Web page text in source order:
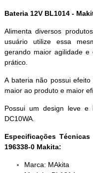
Bateria 12V BL1014 -
Alimenta diversos
usuário utilize essa
gerando maior agilidade
prático.
A bateria não possui
maior ao produto e maior
Possui um design leve e
DC10WA.
Especificações
196338-0 Makita:
Marca: MAkita